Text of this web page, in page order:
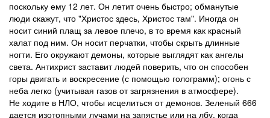
поскольку ему 12 лет. Он летит очень быстро; обманутые
люди скажут, что "Христос здесь, Христос там". Иногда он
носит синий плащ за левое плечо, в то время как красный
халат под ним. Он носит перчатки, чтобы скрыть длинные
ногти. Его окружают демоны, которые выглядят как ангелы
света. Антихрист заставит людей поверить, что он способен
горы двигать и воскресение (с помощью голограмм); огонь с
неба легко (учитывая газов от загрязнения в атмосфере).
Не ходите в НЛО, чтобы исцелиться от демонов. Зеленый 666
дается изотопными лучами на запястье или на лбу, когда